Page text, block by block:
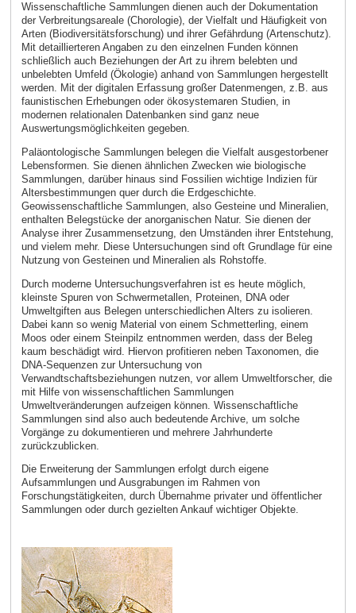
Wissenschaftliche Sammlungen dienen auch der Dokumentation
der Verbreitungsareale (Chorologie), der Vielfalt und Häufigkeit von
Arten (Biodiversitätsforschung) und ihrer Gefährdung (Artenschutz).
Mit detaillierteren Angaben zu den einzelnen Funden können
schließlich auch Beziehungen der Art zu ihrem belebten und
unbelebten Umfeld (Ökologie) anhand von Sammlungen hergestellt
werden. Mit der digitalen Erfassung großer Datenmengen, z.B. aus
faunistischen Erhebungen oder ökosystemaren Studien, in
modernen relationalen Datenbanken sind ganz neue
Auswertungsmöglichkeiten gegeben.
Paläontologische Sammlungen belegen die Vielfalt ausgestorbener
Lebensformen. Sie dienen ähnlichen Zwecken wie biologische
Sammlungen, darüber hinaus sind Fossilien wichtige Indizien für
Altersbestimmungen quer durch die Erdgeschichte.
Geowissenschaftliche Sammlungen, also Gesteine und Mineralien,
enthalten Belegstücke der anorganischen Natur. Sie dienen der
Analyse ihrer Zusammensetzung, den Umständen ihrer Entstehung,
und vielem mehr. Diese Untersuchungen sind oft Grundlage für eine
Nutzung von Gesteinen und Mineralien als Rohstoffe.
Durch moderne Untersuchungsverfahren ist es heute möglich,
kleinste Spuren von Schwermetallen, Proteinen, DNA oder
Umweltgiften aus Belegen unterschiedlichen Alters zu isolieren.
Dabei kann so wenig Material von einem Schmetterling, einem
Moos oder einem Steinpilz entnommen werden, dass der Beleg
kaum beschädigt wird. Hiervon profitieren neben Taxonomen, die
DNA-Sequenzen zur Untersuchung von
Verwandtschaftsbeziehungen nutzen, vor allem Umweltforscher, die
mit Hilfe von wissenschaftlichen Sammlungen
Umweltveränderungen aufzeigen können. Wissenschaftliche
Sammlungen sind also auch bedeutende Archive, um solche
Vorgänge zu dokumentieren und mehrere Jahrhunderte
zurückzublicken.
Die Erweiterung der Sammlungen erfolgt durch eigene
Aufsammlungen und Ausgrabungen im Rahmen von
Forschungstätigkeiten, durch Übernahme privater und öffentlicher
Sammlungen oder durch gezielten Ankauf wichtiger Objekte.